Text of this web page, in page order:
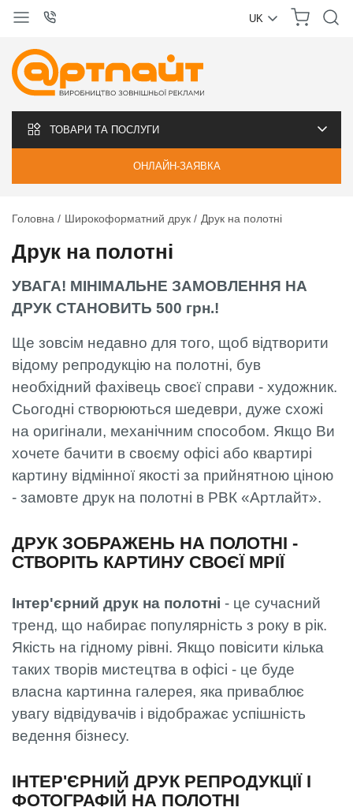
UK
ТОВАРИ ТА ПОСЛУГИ
ОНЛАЙН-ЗАЯВКА
Головна Широкоформатний друк Друк на полотні
Друк на полотні
УВАГА! МІНІМАЛЬНЕ ЗАМОВЛЕННЯ НА
ДРУК СТАНОВИТЬ 500 грн.!
Ще зовсім недавно для того, щоб відтворити
відому репродукцію на полотні, був
необхідний фахівець своєї справи - художник.
Сьогодні створюються шедеври, дуже схожі
на оригінали, механічним способом. Якщо Ви
хочете бачити в своєму офісі або квартирі
картину відмінної якості за прийнятною ціною
- замовте друк на полотні в РВК «Артлайт».
ДРУК ЗОБРАЖЕНЬ НА ПОЛОТНІ -
СТВОРІТЬ КАРТИНУ СВОЄЇ МРІЇ
Інтер'єрний друк на полотні - це сучасний
тренд, що набирає популярність з року в рік.
Якість на гідному рівні. Якщо повісити кілька
таких творів мистецтва в офісі - це буде
власна картинна галерея, яка приваблює
увагу відвідувачів і відображає успішність
ведення бізнесу.
ІНТЕР'ЄРНИЙ ДРУК РЕПРОДУКЦІЇ І
ФОТОГРАФІЙ НА ПОЛОТНІ